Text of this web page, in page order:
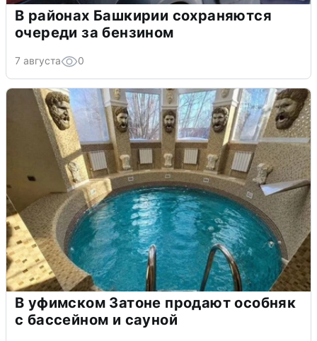
В районах Башкирии сохраняются
очереди за бензином
7 августа 0
В уфимском Затоне продают особняк
с бассейном и сауной